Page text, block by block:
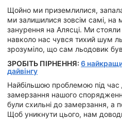
Щойно ми приземлилися, запала
ми залишилися зовсім самі, на
занурення на Алясці. Ми
навколо нас чувся тихий шум
зрозуміло, що сам льодовик
ЗРОБІТЬ ПІРНЕННЯ: 6
дайвінгу
Найбільшою проблемою під час
замерзання нашого
були схильні до замерзання, а
Щоб уникнути цього, нам